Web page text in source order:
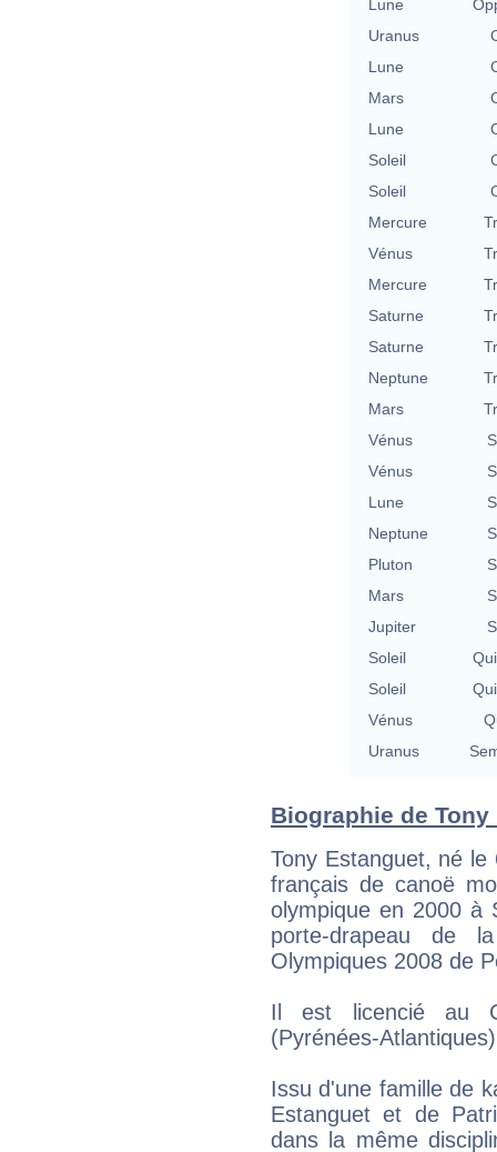
Lune
Uranus
Lune
Mars
Lune
Soleil
Soleil
Mercure
Vénus
Mercure
Saturne
Saturne
Neptune
Mars
Vénus
Vénus
Lune
Neptune
Pluton
Mars
Jupiter
Soleil
Soleil
Vénus
Uranus
Biographie de
Tony Estanguet, né
français de canoë
olympique en 2000 à
porte-drapeau de
Olympiques 2008 de
Il est licencié au
(Pyrénées-
Issu d'une famille de
Estanguet et de
dans la même